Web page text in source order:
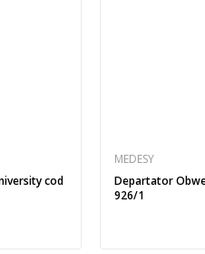
cod
MEDESY
Departator
926/1